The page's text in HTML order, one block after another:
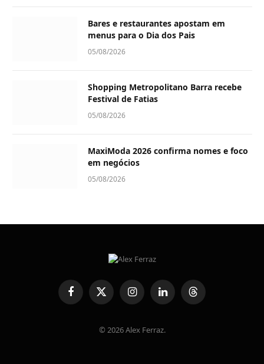
Bares e restaurantes apostam em
menus para o Dia dos Pais
05/08/2026
Shopping Metropolitano Barra recebe
Festival de Fatias
05/08/2026
MaxiModa 2026 confirma nomes e foco
em negócios
05/08/2026
FacebookX
(Twitter)
InstagramLinkedInThreads
© 2026 Alex Ferraz.